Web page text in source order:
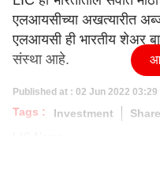
एलआयसीच्या अखत्यारीत
एलआयसी ही भारतीय शेअर
संस्था आहे.
Published at : 02 Jun 2022 03:29
Tags : Investment